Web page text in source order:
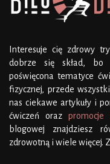
Interesuje cię zdrowy
dobrze się skład, bo
poświęcona tematyce
fizycznej, przede
nas ciekawe artykuły i
ćwiczeń oraz promocje
blogowej znajdziesz
zdrowotną i wiele więcej.